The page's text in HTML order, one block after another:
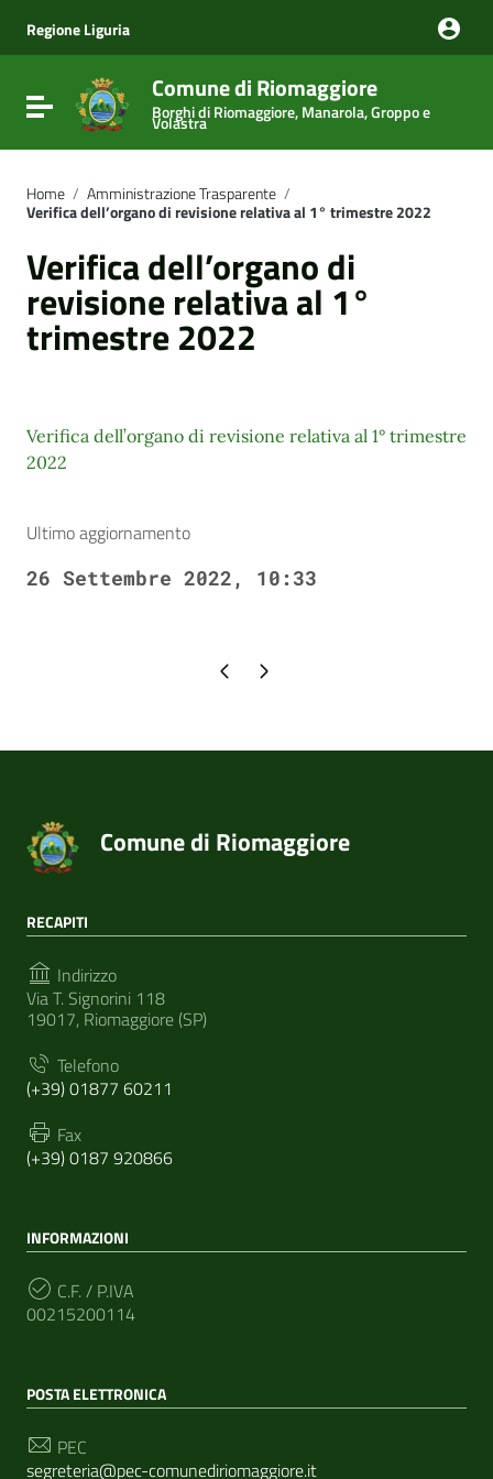
Vai al menu di navigazione
Vai al footer
Regione Liguria
Attiva / disattiva la navigazione
Comune di Riomaggiore
Borghi di Riomaggiore, Manarola, Groppo e
Volastra
Home / Amministrazione Trasparente /
Verifica dell’organo di revisione relativa al 1° trimestre 2022
Verifica dell’organo di
revisione relativa al 1°
trimestre 2022
Verifica dell’organo di revisione relativa al 1° trimestre
2022
Ultimo aggiornamento
26 Settembre 2022, 10:33
Pagina precedente
Pagina successiva
Comune di Riomaggiore
RECAPITI
Indirizzo
Via T. Signorini 118
19017, Riomaggiore (SP)
Telefono
(+39) 01877 60211
Fax
(+39) 0187 920866
INFORMAZIONI
C.F. / P.IVA
00215200114
POSTA ELETTRONICA
PEC
segreteria@pec-comunediriomaggiore.it